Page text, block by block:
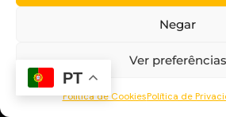
Negar
Ver preferências
Política de CookiesPolítica de
oito episódios de 1 hora realizados e
autor de outros relevantes títulos de
estranheza. Depois das dificuldades
passou com […]
PT